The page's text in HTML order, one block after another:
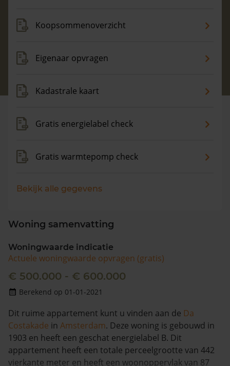
Koopsommenoverzicht
Eigenaar opvragen
Kadastrale kaart
Gratis energielabel check
Gratis warmtepomp check
Bekijk alle gegevens
Woning samenvatting
Woningwaarde indicatie
Actuele woningwaarde opvragen (gratis)
€ 500.000 - € 600.000
Berekend op 01-01-2021
Dit ruime appartement kunt u vinden aan de Da
Costakade in Amsterdam. Deze woning is gebouwd in
1903 en heeft een geschat energielabel B. Dit
appartement heeft een totale perceelgrootte van 442
vierkante meter en heeft een woonoppervlak van 87